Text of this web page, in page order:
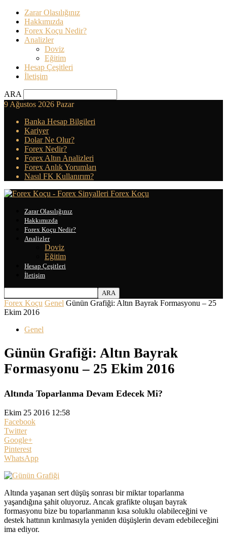
Zarar Olasılığınız
Hakkımızda
Forex Koçu Nedir?
Analizler
Doviz
Eğitim
Hesap Çeşitleri
İletişim
ARA
9 Ağustos 2026 Pazar
Banka Hesap Bilgileri
Kariyer
Dolar Ne Olur?
Forex Nedir?
Forex Altın Analizleri
Forex Anlık Yorumları
Nasıl FK Kullanırım?
Forex Koçu
Zarar Olasılığınız
Hakkımızda
Forex Koçu Nedir?
Analizler
Doviz
Eğitim
Hesap Çeşitleri
İletişim
Forex Koçu Genel Günün Grafiği: Altın Bayrak Formasyonu – 25
Ekim 2016
Genel
Günün Grafiği: Altın Bayrak
Formasyonu – 25 Ekim 2016
Altında Toparlanma Devam Edecek Mi?
Ekim 25 2016 12:58
Facebook
Twitter
Google+
Pinterest
WhatsApp
Altında yaşanan sert düşüş sonrası bir miktar toparlanma
yaşandığına şahit oluyoruz. Ancak grafikte oluşan bayrak
formasyonu bize bu toparlanmanın kısa soluklu olabileceğini ve
destek hattının kırılmasıyla yeniden düşüşlerin devam edebileceğini
ima ediyor.